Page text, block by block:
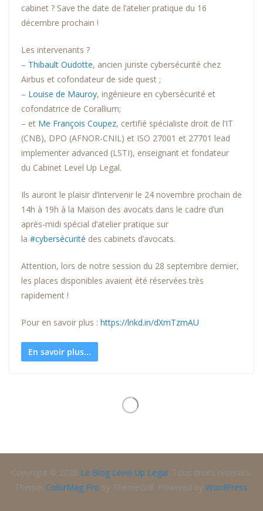
cabinet ? Save the date de l’atelier pratique du 16
décembre prochain !
Les intervenants ?
– Thibault Oudotte, ancien juriste cybersécurité chez
Airbus et cofondateur de side quest ;
– Louise de Mauroy, ingénieure en cybersécurité et
cofondatrice de Corallium;
– et Me François Coupez, certifié spécialiste droit de l’IT
(CNB), DPO (AFNOR-CNIL) et ISO 27001 et 27701 lead
implementer advanced (LSTI), enseignant et fondateur
du Cabinet Level Up Legal.
Ils auront le plaisir d’intervenir le 24 novembre prochain de
14h à 19h à la Maison des avocats dans le cadre d’un
après-midi spécial d’atelier pratique sur
la #cybersécurité des cabinets d’avocats.
Attention, lors de notre session du 28 septembre dernier,
les places disponibles avaient été réservées très
rapidement !
Pour en savoir plus : https://lnkd.in/dXmTzmAU
En savoir plus...
Copyright © 2026 Le Blog Level Up Legal. Tous droits réservés.
Theme: ColorMag Pro by ThemeGrill. Powered by WordPress.